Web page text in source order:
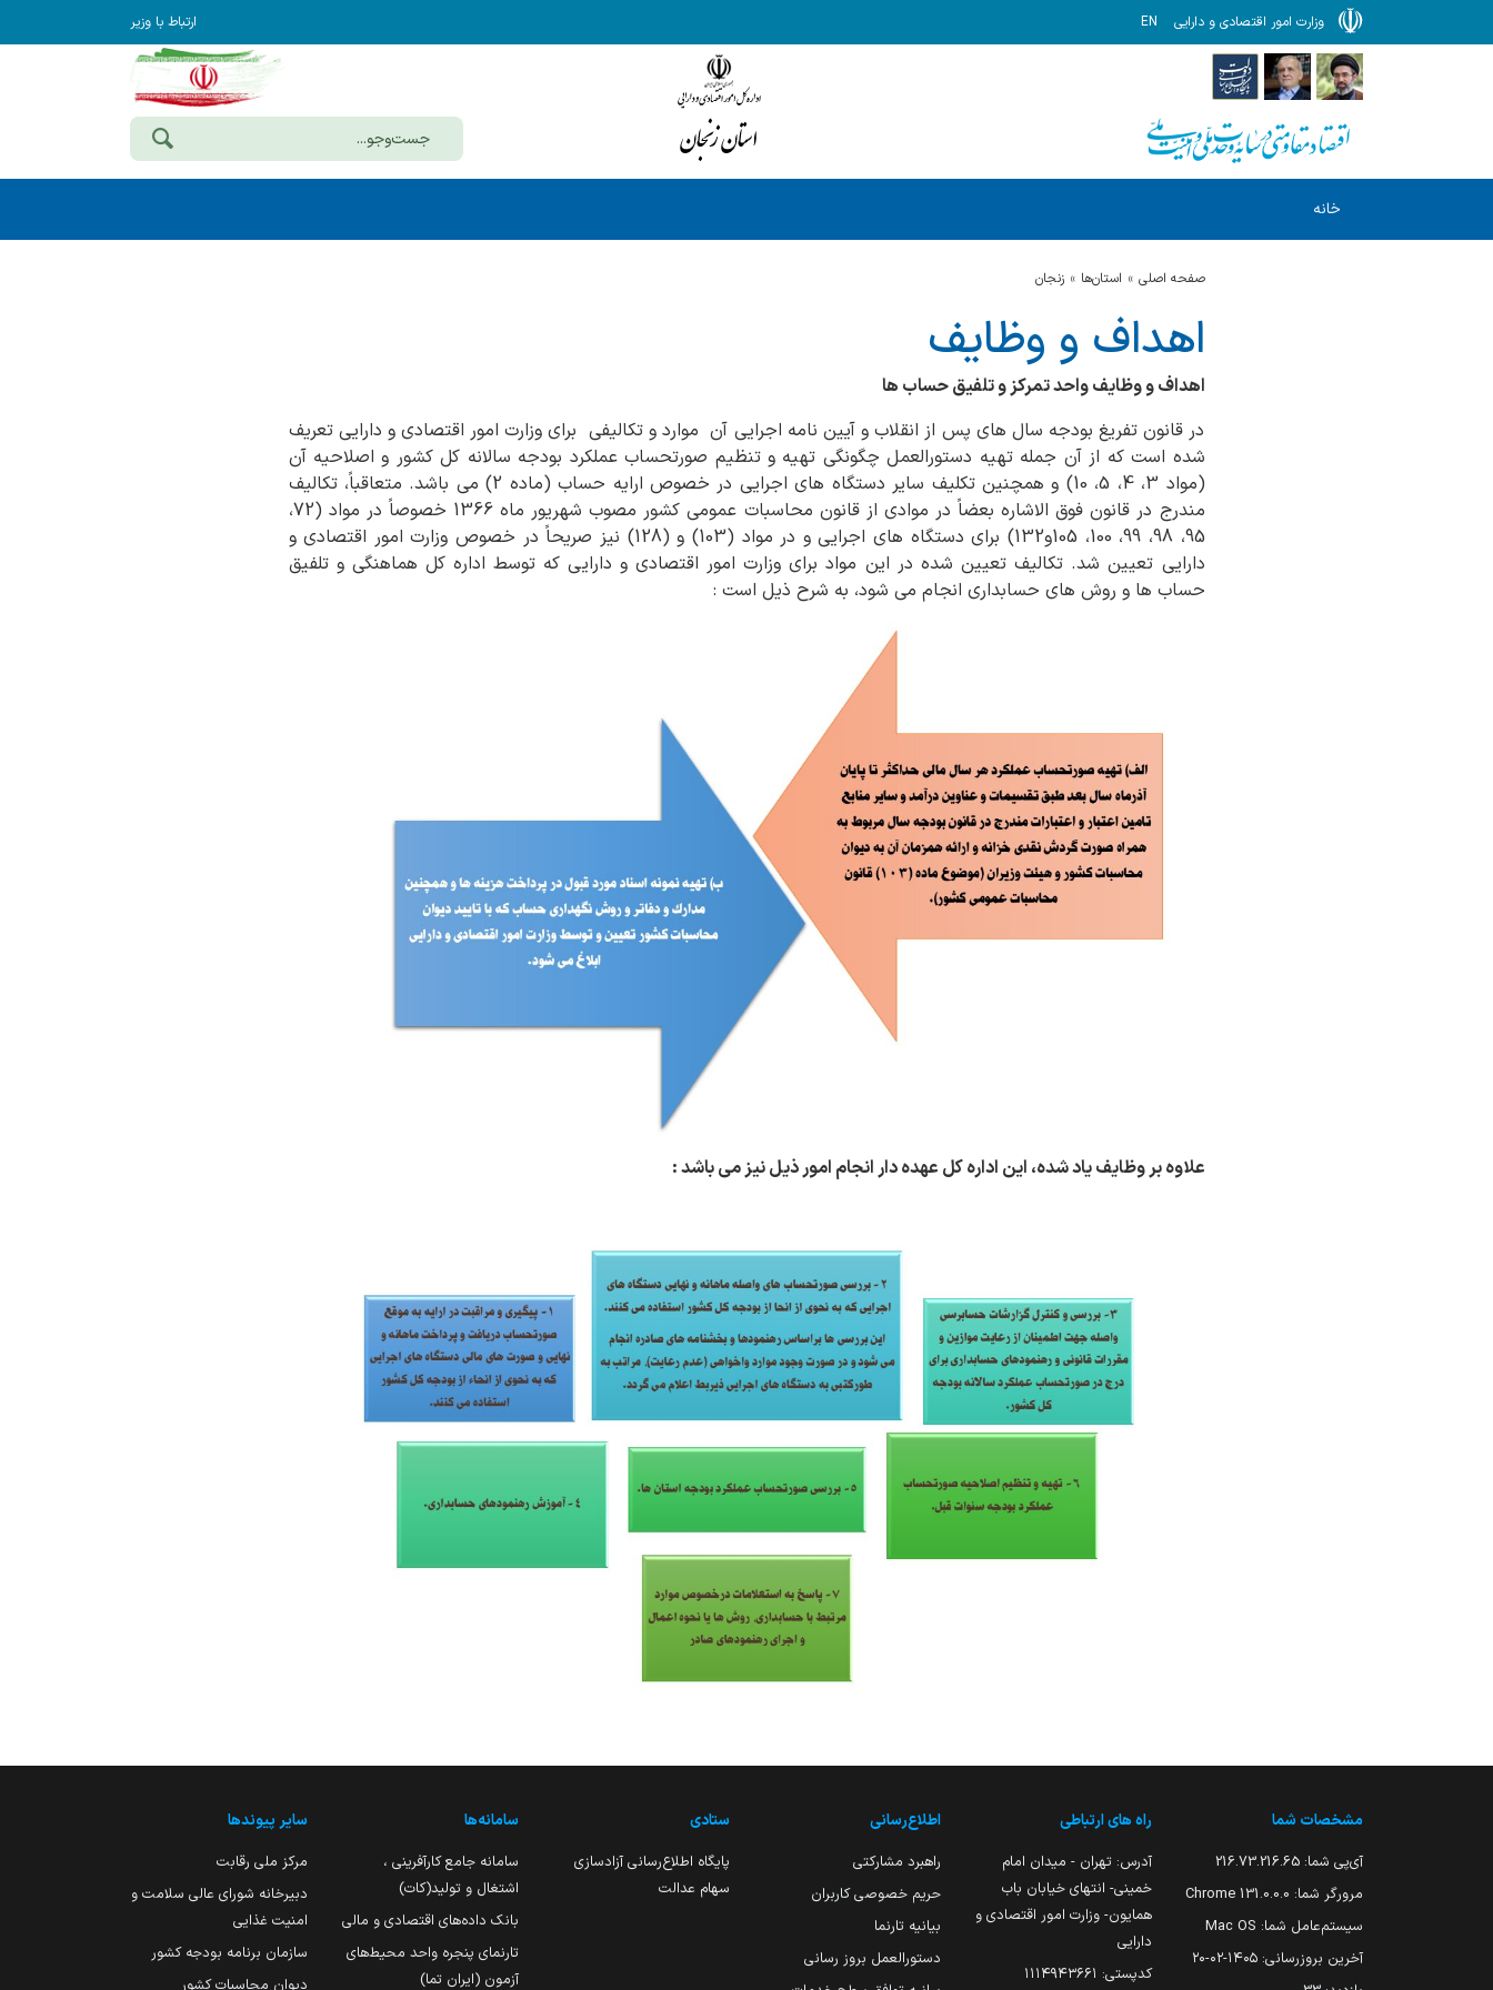
وزارت امور اقتصادی و دارایی EN ارتباط با وزیر
خانه
صفحه اصلی استان‌ها زنجان
اهداف و وظایف
اهداف و وظایف واحد تمرکز و تلفیق حساب ها
در قانون تفریغ بودجه سال های پس از انقلاب و آیین نامه اجرایی آن موارد و تکالیفی برای وزارت امور اقتصادی و دارایی تعریف
شده است که از آن جمله تهیه دستورالعمل چگونگی تهیه و تنظیم صورتحساب عملکرد بودجه سالانه کل کشور و اصلاحیه آن
(مواد 3، 4، 5، 10) و همچنین تکلیف سایر دستگاه های اجرایی در خصوص ارایه حساب (ماده 2) می باشد. متعاقباً، تکالیف
مندرج در قانون فوق الاشاره بعضاً در موادی از قانون محاسبات عمومی کشور مصوب شهریور ماه 1366 خصوصاً در مواد (72،
95، 98، 99، 100، 105و132) برای دستگاه های اجرایی و در مواد (103) و (128) نیز صریحاً در خصوص وزارت امور اقتصادی و
دارایی تعیین شد. تکالیف تعیین شده در این مواد برای وزارت امور اقتصادی و دارایی که توسط اداره کل هماهنگی و تلفیق
حساب ها و روش های حسابداری انجام می شود، به شرح ذیل است :
علاوه بر وظایف یاد شده، این اداره کل عهده دار انجام امور ذیل نیز می باشد :
مشخصات شما
آی‌پی شما: 216.73.216.65
مرورگر شما: 131.0.0.0 Chrome
سیستم‌عامل شما: Mac OS
آخرین بروزرسانی: ۱۴۰۵-۰۲-۲۰
راه های ارتباطی
آدرس: تهران - میدان امام
خمینی- انتهای خیابان باب
همایون- وزارت امور اقتصادی و
دارایی
کدپستی: ۱۱۱۴۹۴۳۶۶۱
اطلاع‌رسانی
راهبرد مشارکتی
حریم خصوصی کاربران
بیانیه تارنما
دستورالعمل بروز رسانی
ستادی
پایگاه اطلاع‌رسانی آزادسازی
سهام عدالت
سامانه‌ها
سامانه جامع کارآفرینی ،
اشتغال و تولید(کات)
بانک داده‌های اقتصادی و مالی
تارنمای پنجره واحد محیط‌های
آزمون (ایران تما)
سایر پیوندها
مرکز ملی رقابت
دبیرخانه شورای عالی سلامت و
امنیت غذایی
سازمان برنامه بودجه کشور
دیوان محاسبات کشور